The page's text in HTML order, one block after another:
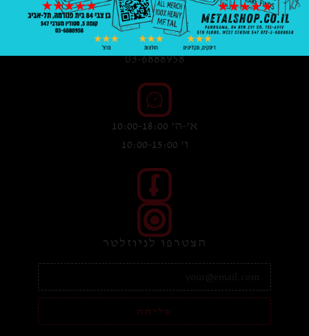
03-6888958
א'-ה' 10:00-18:00
ו' 10:00-15:00
הצטרפו לניוזלטר
שליחה